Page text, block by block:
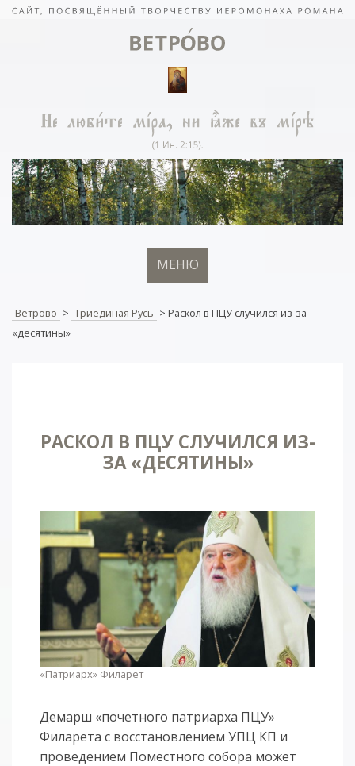
МЕНЮ
Ветрово > Триединая Русь > Раскол в ПЦУ случился из-за
«десятины»
РАСКОЛ В ПЦУ СЛУЧИЛСЯ ИЗ-
ЗА «ДЕСЯТИНЫ»
«Патриарх» Филарет
Демарш «почетного патриарха ПЦУ»
Филарета с восстановлением УПЦ КП и
проведением Поместного собора может